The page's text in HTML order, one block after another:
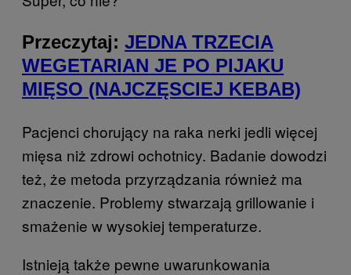
Przeczytaj: JEDNA TRZECIA
WEGETARIAN JE PO PIJAKU
MIĘSO (NAJCZĘSCIEJ KEBAB)
Pacjenci chorujący na raka nerki jedli więcej
mięsa niż zdrowi ochotnicy. Badanie dowodzi
też, że metoda przyrządzania również ma
znaczenie. Problemy stwarzają grillowanie i
smażenie w wysokiej temperaturze.
Istnieją także pewne uwarunkowania